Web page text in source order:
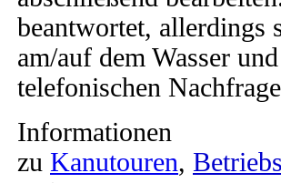
beantwortet, allerdings
am/auf dem Wasser
telefonischen
Informationen
zu Kanutouren,